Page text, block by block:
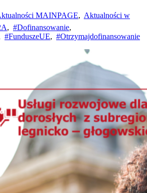
MAINPAGE, Aktualności w
, #Dofinansowanie,
#FunduszeUE, #Otrzymajdofinansowanie